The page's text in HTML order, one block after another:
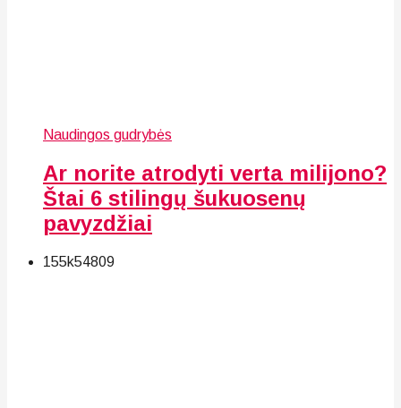
Naudingos gudrybės
Ar norite atrodyti verta milijono?
Štai 6 stilingų šukuosenų
pavyzdžiai
155k54809